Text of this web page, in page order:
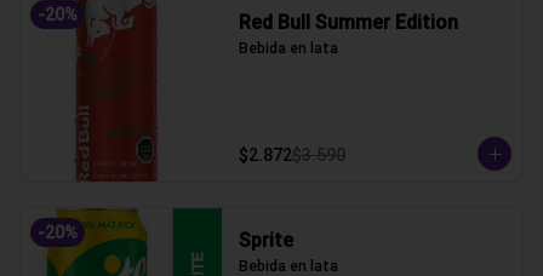
-20% Red Bull Summer Edition
Bebida en lata
$2.872$3.590
-20% Sprite
Bebida en lata